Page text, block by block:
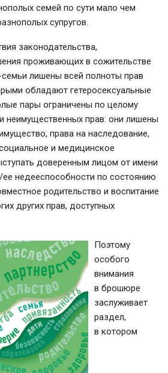
семей по сути мало чем
супругов.
законодательства,
проживающих в сожительстве
лишены всей полноты прав
обладают гетеросексуальные
пары ограничены по целому
неимущественных прав: они лишены
права на наследование,
и медицинское
доверенным лицом от имени
ее недееспособности по состоянию
родительство и воспитание
других прав, доступных
Поэтому
особого
внимания
в брошюре
заслуживает
раздел,
в котором